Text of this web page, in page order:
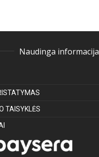
Naudinga informacija
TAISYKLĖS